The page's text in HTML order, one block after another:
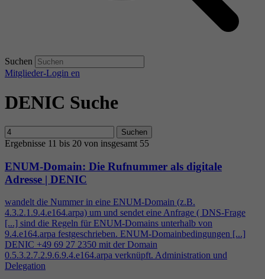
Suchen
Mitglieder-Login en
DENIC Suche
Suchen
Ergebnisse 11 bis 20 von insgesamt 55
ENUM-Domain: Die Rufnummer als digitale
Adresse | DENIC
wandelt die Nummer in eine ENUM-Domain (z.B.
4.3.2.1.9.4.e164.arpa) um und sendet eine Anfrage ( DNS-Frage
[...] sind die Regeln für ENUM-Domains unterhalb von
9.4.e164.arpa festgeschrieben. ENUM-Domainbedingungen [...]
DENIC +49 69 27 2350 mit der Domain
0.5.3.2.7.2.9.6.9.4.e164.arpa verknüpft. Administration und
Delegation